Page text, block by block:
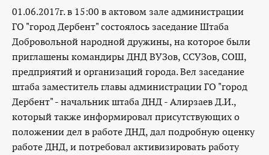
01.06.2017г. в 15:00 в актовом зале администрации
ГО "город Дербент" состоялось заседание Штаба
Добровольной народной дружины, на которое были
приглашены командиры ДНД ВУЗов, ССУЗов, СОШ,
предприятий и организаций города. Вел заседание
штаба заместитель главы администрации ГО "город
Дербент" - начальник штаба ДНД - Алирзаев Д.И.,
который также информировал присутствующих о
положении дел в работе ДНД, дал подробную оценку
работе ДНД, и потребовал активизировать работу